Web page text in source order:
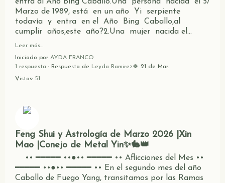
Marzo de 1989, está en un año Yi serpiente
todavía y entra en el Año Bing Caballo,al
cumplir años,este año?2.Una mujer nacida el…
Leer más…
Iniciado por AYDA FRANCO
1 respuesta · Respuesta de Leyda Ramirez🍀 21 de Mar.
Vistas: 51
Feng Shui y Astrología de Marzo 2026 |Xin
Mao |Conejo de Metal Yin✨🐇👑
•• ━━━━━ ••●•• ━━━━━ •• Aflicciones del Mes ••
━━━━━ ••●•• ━━━━━ •• En el segundo mes del año
Caballo de Fuego Yang, transitamos por las Ramas